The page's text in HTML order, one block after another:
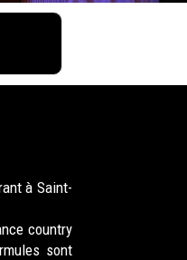
à Saint-
country
sont